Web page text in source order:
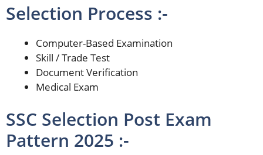
Selection Process :-
Computer-Based Examination
Skill / Trade Test
DocumentVerification
Medical Exam
SSC Selection Post Exam
Pattern 2025 :-